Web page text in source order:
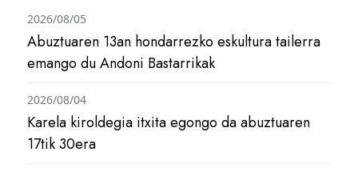
Abuztuaren 13an hondarrezko eskultura tailerra
emango du Andoni Bastarrikak
2026/08/05
Karela kiroldegia itxita egongo da abuztuaren
17tik 30era
2026/08/04